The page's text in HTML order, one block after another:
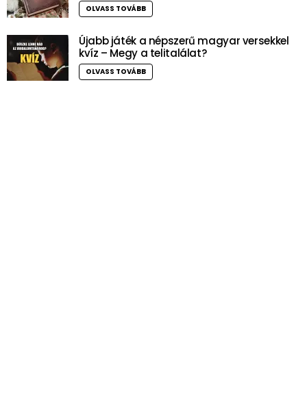
OLVASS TOVÁBB
Újabb játék a népszerű magyar versekkel
kvíz – Megy a telitalálat?
OLVASS TOVÁBB